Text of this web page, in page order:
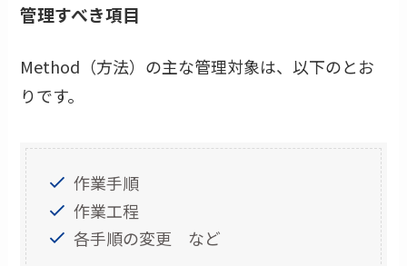
管理すべき項目
Method（方法）の主な管理対象は、以下のとお
りです。
作業手順
作業工程
各手順の変更 など